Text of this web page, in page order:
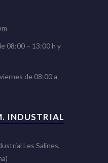
08:00 – 13:00 h y
de 08:00 a
INDUSTRIAL
Les Salines,